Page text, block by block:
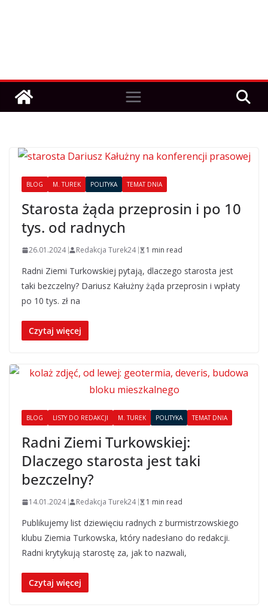
BLOG M. TUREK POLITYKA TEMAT DNIA
Starosta żąda przeprosin i po 10
tys. od radnych
26.01.2024 Redakcja Turek24 1 min read
Radni Ziemi Turkowskiej pytają, dlaczego starosta jest
taki bezczelny? Dariusz Kałużny żąda przeprosin i wpłaty
po 10 tys. zł na
Czytaj więcej
BLOG LISTY DO REDAKCJI M. TUREK POLITYKA TEMAT DNIA
Radni Ziemi Turkowskiej:
Dlaczego starosta jest taki
bezczelny?
14.01.2024 Redakcja Turek24 1 min read
Publikujemy list dziewięciu radnych z burmistrzowskiego
klubu Ziemia Turkowska, który nadesłano do redakcji.
Radni krytykują starostę za, jak to nazwali,
Czytaj więcej